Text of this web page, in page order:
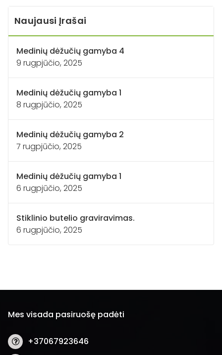
Naujausi Įrašai
Medinių dėžučių gamyba 4
9 rugpjūčio, 2025
Medinių dėžučių gamyba 1
8 rugpjūčio, 2025
Medinių dėžučių gamyba 2
7 rugpjūčio, 2025
Medinių dėžučių gamyba 1
6 rugpjūčio, 2025
Stiklinio butelio graviravimas.
6 rugpjūčio, 2025
Mes visada pasiruošę padėti
+37067923646